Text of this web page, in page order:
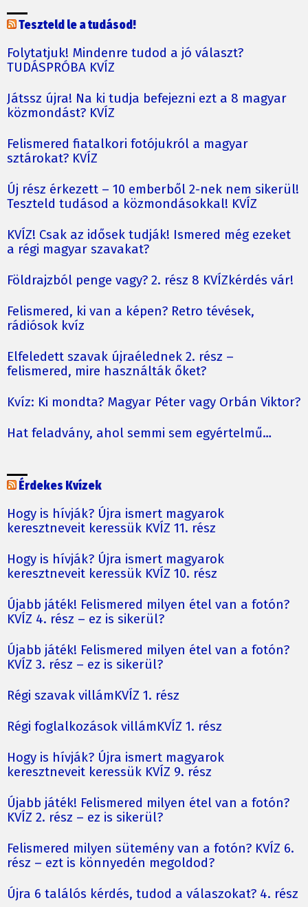
Teszteld le a tudásod!
Folytatjuk! Mindenre tudod a jó választ?
TUDÁSPRÓBA KVÍZ
Játssz újra! Na ki tudja befejezni ezt a 8 magyar
közmondást? KVÍZ
Felismered fiatalkori fotójukról a magyar
sztárokat? KVÍZ
Új rész érkezett – 10 emberből 2-nek nem sikerül!
Teszteld tudásod a közmondásokkal! KVÍZ
KVÍZ! Csak az idősek tudják! Ismered még ezeket
a régi magyar szavakat?
Földrajzból penge vagy? 2. rész 8 KVÍZkérdés vár!
Felismered, ki van a képen? Retro tévések,
rádiósok kvíz
Elfeledett szavak újraélednek 2. rész –
felismered, mire használták őket?
Kvíz: Ki mondta? Magyar Péter vagy Orbán Viktor?
Hat feladvány, ahol semmi sem egyértelmű…
Érdekes Kvízek
Hogy is hívják? Újra ismert magyarok
keresztneveit keressük KVÍZ 11. rész
Hogy is hívják? Újra ismert magyarok
keresztneveit keressük KVÍZ 10. rész
Újabb játék! Felismered milyen étel van a fotón?
KVÍZ 4. rész – ez is sikerül?
Újabb játék! Felismered milyen étel van a fotón?
KVÍZ 3. rész – ez is sikerül?
Régi szavak villámKVÍZ 1. rész
Régi foglalkozások villámKVÍZ 1. rész
Hogy is hívják? Újra ismert magyarok
keresztneveit keressük KVÍZ 9. rész
Újabb játék! Felismered milyen étel van a fotón?
KVÍZ 2. rész – ez is sikerül?
Felismered milyen sütemény van a fotón? KVÍZ 6.
rész – ezt is könnyedén megoldod?
Újra 6 találós kérdés, tudod a válaszokat? 4. rész